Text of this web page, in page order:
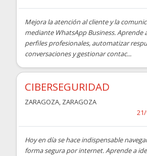
Mejora la atención al cliente y la
mediante WhatsApp Business. Aprende
perfiles profesionales, automatizar
conversaciones y gestionar contac...
CIBERSEGURIDAD
ZARAGOZA, ZARAGOZA
Hoy en día se hace indispensable
forma segura por internet. Aprende a